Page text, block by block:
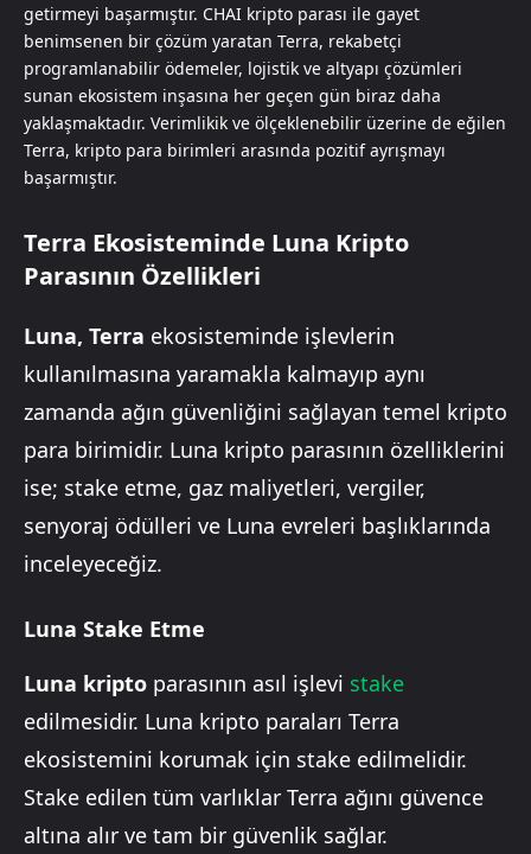
getirmeyi başarmıştır. CHAI kripto parası ile gayet
benimsenen bir çözüm yaratan Terra, rekabetçi
programlanabilir ödemeler, lojistik ve altyapı çözümleri
sunan ekosistem inşasına her geçen gün biraz daha
yaklaşmaktadır. Verimlikik ve ölçeklenebilir üzerine de eğilen
Terra, kripto para birimleri arasında pozitif ayrışmayı
başarmıştır.
Terra Ekosisteminde Luna Kripto
Parasının Özellikleri
Luna, Terra ekosisteminde işlevlerin
kullanılmasına yaramakla kalmayıp aynı
zamanda ağın güvenliğini sağlayan temel kripto
para birimidir. Luna kripto parasının özelliklerini
ise; stake etme, gaz maliyetleri, vergiler,
senyoraj ödülleri ve Luna evreleri başlıklarında
inceleyeceğiz.
Luna Stake Etme
Luna kripto parasının asıl işlevi stake
edilmesidir. Luna kripto paraları Terra
ekosistemini korumak için stake edilmelidir.
Stake edilen tüm varlıklar Terra ağını güvence
altına alır ve tam bir güvenlik sağlar.